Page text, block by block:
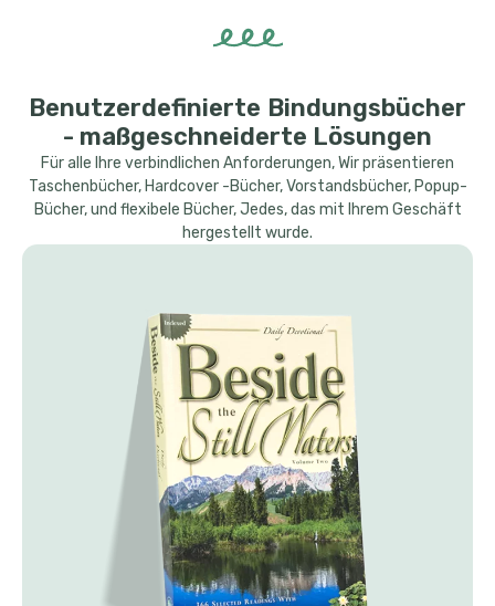
Benutzerdefinierte Bindungsbücher
- maßgeschneiderte Lösungen
Für alle Ihre verbindlichen Anforderungen, Wir präsentieren
Taschenbücher, Hardcover -Bücher, Vorstandsbücher, Popup-
Bücher, und flexibele Bücher, Jedes, das mit Ihrem Geschäft
hergestellt wurde.